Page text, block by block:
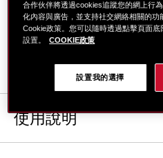
94% 細緻平滑
*對109名女性進行消費者測
使用說明
合作伙伴將透過cookies追蹤您的網上行
化內容與廣告，並支持社交網絡相關的
Cookie政策。您可以隨時透過點擊頁面
設置。
COOKIE政策
設置我的選擇